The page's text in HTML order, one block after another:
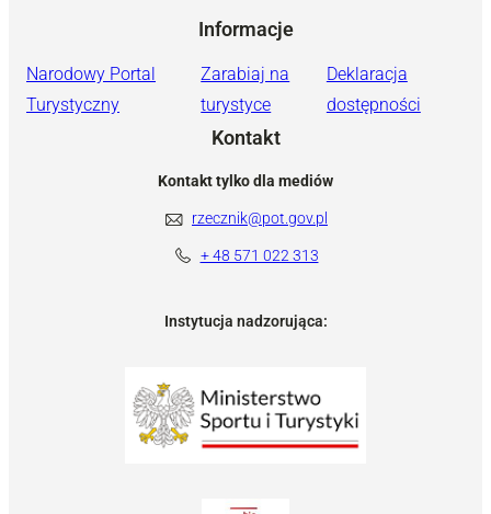
Informacje
Narodowy Portal
Turystyczny
Zarabiaj na
turystyce
Deklaracja
dostępności
Kontakt
Kontakt tylko dla mediów
rzecznik@pot.gov.pl
+ 48 571 022 313
Instytucja nadzorująca: